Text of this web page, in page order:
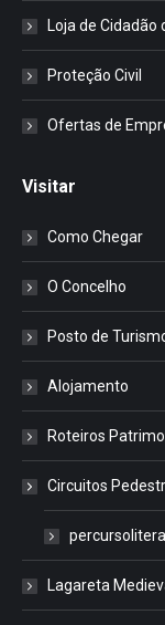
Loja de Cidadão
Proteção Civil
Ofertas de
Visitar
Como Chegar
O Concelho
Posto de
Alojamento
Roteiros
Circuitos
Lagareta